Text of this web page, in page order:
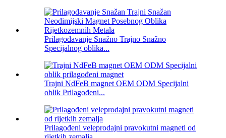
Prilagođavanje Snažno Trajno Snažno
Specijalnog oblika...
Trajni NdFeB magnet OEM ODM Specijalni
oblik Prilagođeni...
Prilagođeni veleprodajni pravokutni magneti od